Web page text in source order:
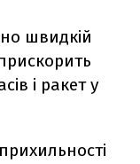
швидкій
і ракет у